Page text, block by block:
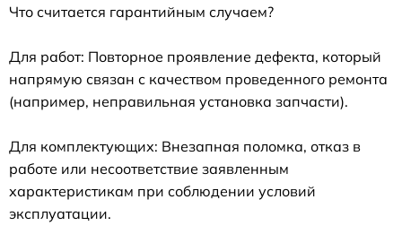
Что считается гарантийным случаем?
Для работ: Повторное проявление дефекта, который
напрямую связан с качеством проведенного ремонта
(например, неправильная установка запчасти).
Для комплектующих: Внезапная поломка, отказ в
работе или несоответствие заявленным
характеристикам при соблюдении условий
эксплуатации.